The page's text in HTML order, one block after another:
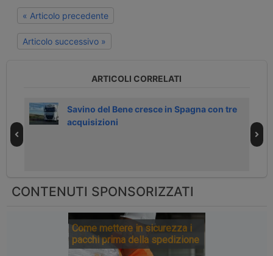
« Articolo precedente
Articolo successivo »
ARTICOLI CORRELATI
Savino del Bene cresce in Spagna con tre
acquisizioni
CONTENUTI SPONSORIZZATI
Come mettere in sicurezza i
pacchi prima della spedizione